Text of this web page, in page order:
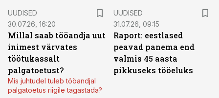
UUDISED
30.07.26, 16:20
Millal saab tööandja uut
inimest värvates
töötukassalt
palgatoetust?
Mis juhtudel tuleb tööandjal
palgatoetus riigile tagastada?
UUDISED
31.07.26, 09:15
Raport: eestlased
peavad panema end
valmis 45 aasta
pikkuseks tööeluks